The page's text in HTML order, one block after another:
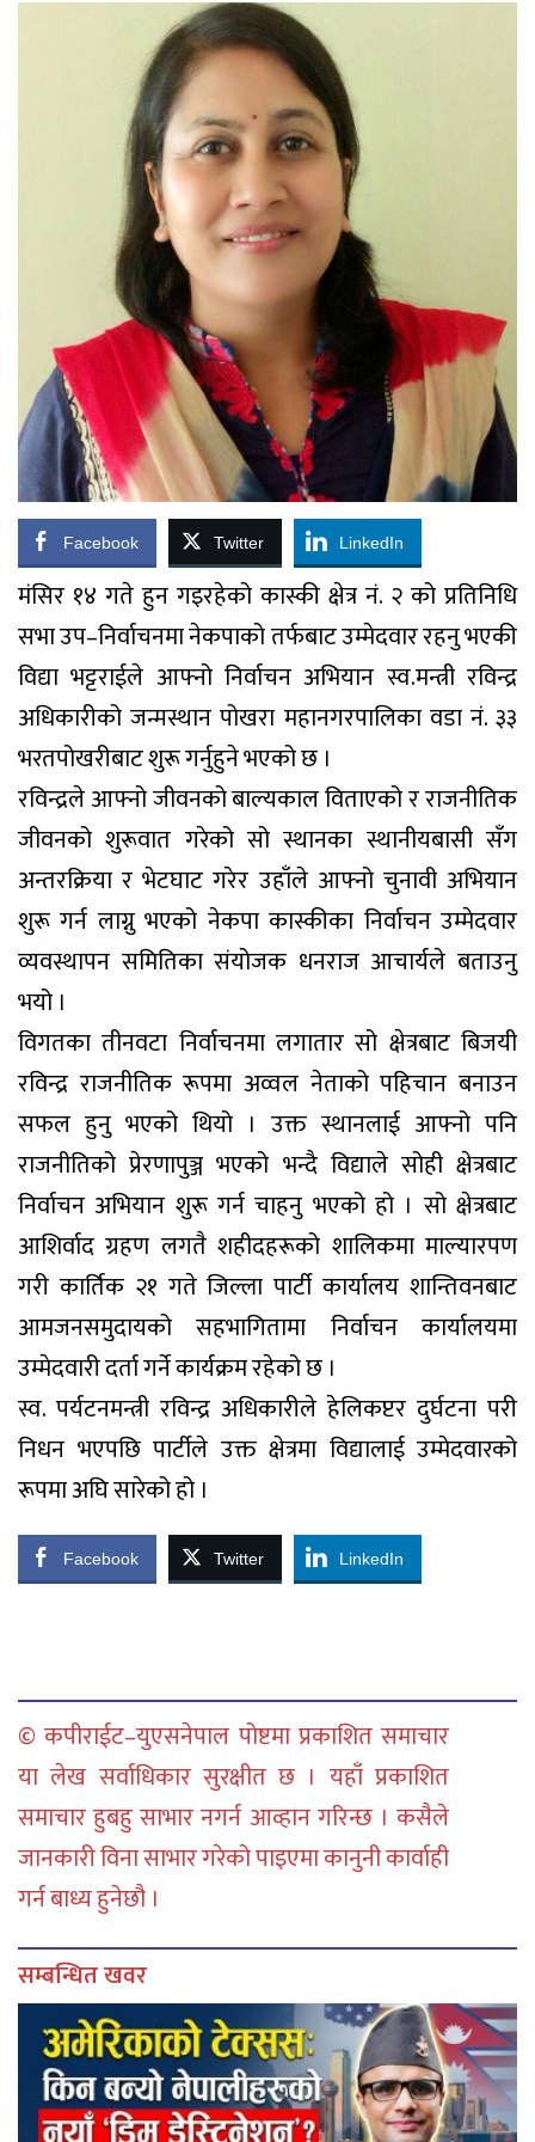
Facebook Twitter LinkedIn
​मंसिर १४ गते हुन गइरहेको कास्की क्षेत्र नं. २ को प्रतिनिधि
सभा उप–निर्वाचनमा नेकपाको तर्फबाट उम्मेदवार रहनु भएकी
विद्या भट्टराईले आफ्नो निर्वाचन अभियान स्व.मन्त्री रविन्द्र
अधिकारीको जन्मस्थान पोखरा महानगरपालिका वडा नं. ३३
भरतपोखरीबाट शुरू गर्नुहुने भएको छ ।
​रविन्द्रले आफ्नो जीवनको बाल्यकाल विताएको र राजनीतिक
जीवनको शुरूवात गरेको सो स्थानका स्थानीयबासी सँग
अन्तरक्रिया र भेटघाट गरेर उहाँले आफ्नो चुनावी अभियान
शुरू गर्न लाग्नु भएको नेकपा कास्कीका निर्वाचन उम्मेदवार
व्यवस्थापन समितिका संयोजक धनराज आचार्यले बताउनु
भयो ।
​विगतका तीनवटा निर्वाचनमा लगातार सो क्षेत्रबाट बिजयी
रविन्द्र राजनीतिक रूपमा अव्वल नेताको पहिचान बनाउन
सफल हुनु भएको थियो । उक्त स्थानलाई आफ्नो पनि
राजनीतिको प्रेरणापुञ्ज भएको भन्दै विद्याले सोही क्षेत्रबाट
निर्वाचन अभियान शुरू गर्न चाहनु भएको हो । सो क्षेत्रबाट
आशिर्वाद ग्रहण लगतै शहीदहरूको शालिकमा माल्यारपण
गरी कार्तिक २१ गते जिल्ला पार्टी कार्यालय शान्तिवनबाट
आमजनसमुदायको सहभागितामा निर्वाचन कार्यालयमा
उम्मेदवारी दर्ता गर्ने कार्यक्रम रहेको छ ।
​स्व. पर्यटनमन्त्री रविन्द्र अधिकारीले हेलिकप्टर दुर्घटना परी
निधन भएपछि पार्टीले उक्त क्षेत्रमा विद्यालाई उम्मेदवारको
रूपमा अघि सारेको हो ।
Facebook Twitter LinkedIn
© कपीराईट–युएसनेपाल पोष्टमा प्रकाशित समाचार
या लेख सर्वाधिकार सुरक्षीत छ । यहाँ प्रकाशित
समाचार हुबहु साभार नगर्न आव्हान गरिन्छ । कसैले
जानकारी विना साभार गरेको पाइएमा कानुनी कार्वाही
गर्न बाध्य हुनेछौ ।
सम्बन्धित खवर